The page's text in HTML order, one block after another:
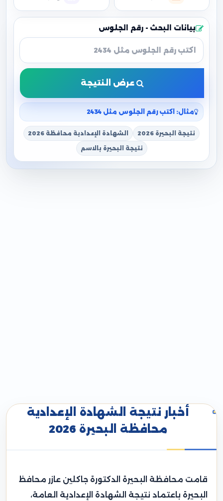
بيانات البحث - رقم الجلوس
عرض النتيجة
مثال: اكتب رقم الجلوس مثل 2434
نتيجة البحيرة 2026 الشهادة الإعدادية محافظة 2026
نتيجة البحيرة بالاسم
أخبار نتيجة الشهادة الإعدادية
محافظة البحيرة 2026
قامت محافظة البحيرة الدكتورة جاكلين عازر محافظ
البحيرة باعتماد نتيجة الشهادة الإعدادية العامة،